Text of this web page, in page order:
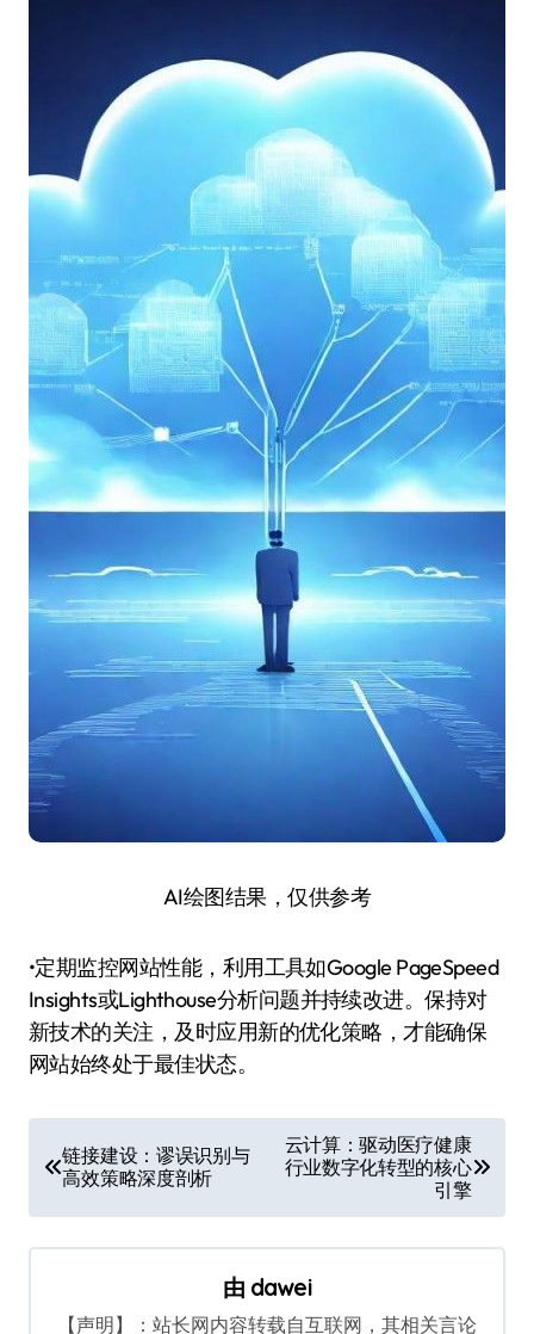
AI绘图结果，仅供参考
•定期监控网站性能，利用工具如Google PageSpeed
Insights或Lighthouse分析问题并持续改进。保持对
新技术的关注，及时应用新的优化策略，才能确保
网站始终处于最佳状态。
章
导
航
链接建设：谬误识别与
高效策略深度剖析
云计算：驱动医疗健康
行业数字化转型的核心
引擎
由 dawei
【声明】：站长网内容转载自互联网，其相关言论